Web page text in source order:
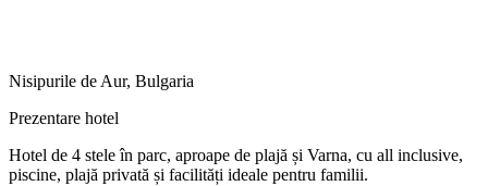
Nisipurile de Aur, Bulgaria
Prezentare hotel
Hotel de 4 stele în parc, aproape de plajă și Varna, cu all inclusive,
piscine, plajă privată și facilități ideale pentru familii.